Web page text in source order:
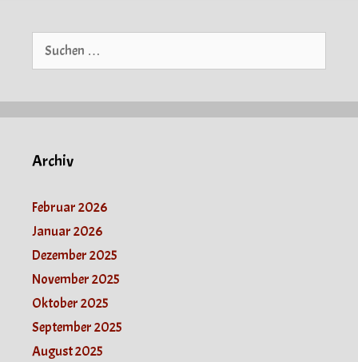
Archiv
Februar 2026
Januar 2026
Dezember 2025
November 2025
Oktober 2025
September 2025
August 2025